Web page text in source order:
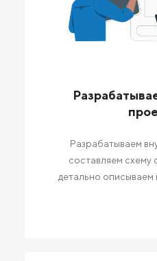
Разрабатываем
составляем схему
детально описываем